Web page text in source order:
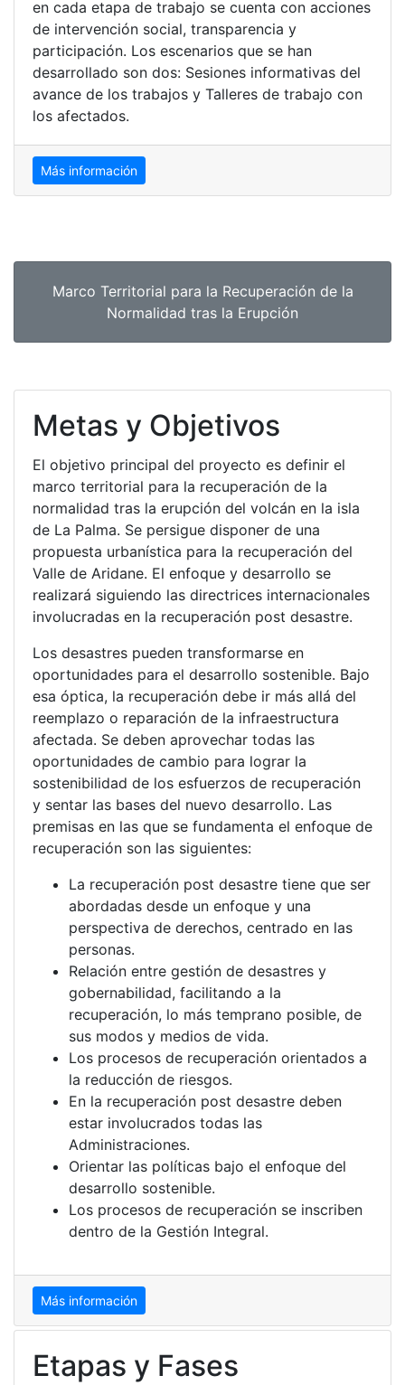
en cada etapa de trabajo se cuenta con acciones
de intervención social, transparencia y
participación. Los escenarios que se han
desarrollado son dos: Sesiones informativas del
avance de los trabajos y Talleres de trabajo con
los afectados.
Más información
Marco Territorial para la Recuperación de la
Normalidad tras la Erupción
Metas y Objetivos
El objetivo principal del proyecto es definir el
marco territorial para la recuperación de la
normalidad tras la erupción del volcán en la isla
de La Palma. Se persigue disponer de una
propuesta urbanística para la recuperación del
Valle de Aridane. El enfoque y desarrollo se
realizará siguiendo las directrices internacionales
involucradas en la recuperación post desastre.
Los desastres pueden transformarse en
oportunidades para el desarrollo sostenible. Bajo
esa óptica, la recuperación debe ir más allá del
reemplazo o reparación de la infraestructura
afectada. Se deben aprovechar todas las
oportunidades de cambio para lograr la
sostenibilidad de los esfuerzos de recuperación
y sentar las bases del nuevo desarrollo. Las
premisas en las que se fundamenta el enfoque de
recuperación son las siguientes:
La recuperación post desastre tiene que ser
abordadas desde un enfoque y una
perspectiva de derechos, centrado en las
personas.
Relación entre gestión de desastres y
gobernabilidad, facilitando a la
recuperación, lo más temprano posible, de
sus modos y medios de vida.
Los procesos de recuperación orientados a
la reducción de riesgos.
En la recuperación post desastre deben
estar involucrados todas las
Administraciones.
Orientar las políticas bajo el enfoque del
desarrollo sostenible.
Los procesos de recuperación se inscriben
dentro de la Gestión Integral.
Más información
Etapas y Fases